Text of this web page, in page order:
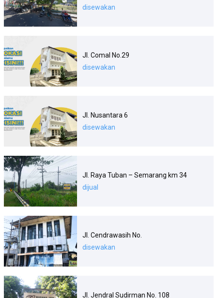
disewakan
Jl. Comal No.29
disewakan
Jl. Nusantara 6
disewakan
Jl. Raya Tuban – Semarang km 34
dijual
Jl. Cendrawasih No.
disewakan
Jl. Jendral Sudirman No. 108